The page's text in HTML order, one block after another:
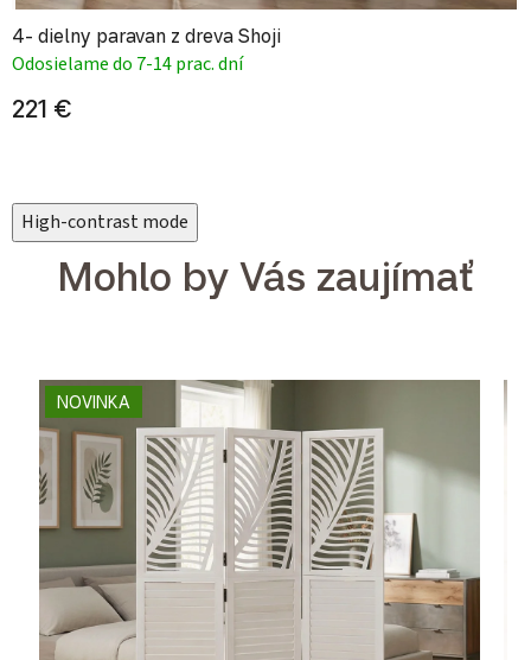
4- dielny paravan z dreva Shoji
Odosielame do 7-14 prac. dní
221 €
High-contrast mode
Mohlo by Vás zaujímať
NOVINKA